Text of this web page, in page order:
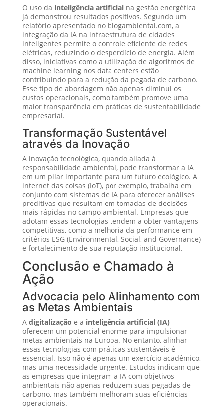
O uso da inteligência artificialna gestão energética
já demonstrou resultados positivos. Segundo um
relatório apresentado no blogambiental.com, a
integração da IA na infraestrutura de cidades
inteligentes permite o controle eficiente de redes
elétricas, reduzindo o desperdício de energia. Além
disso, iniciativas como a utilização de algoritmos de
machine learning nos data centers estão
contribuindo para a redução da pegada de carbono.
Esse tipo de abordagem não apenas diminui os
custos operacionais, como também promove uma
maior transparência em práticas de sustentabilidade
empresarial.
Transformação Sustentável
através da Inovação
A inovação tecnológica, quando aliada à
responsabilidade ambiental, pode transformar a IA
em um pilar importante para um futuro ecológico. A
internet das coisas (IoT), por exemplo, trabalha em
conjunto com sistemas de IA para oferecer análises
preditivas que resultam em tomadas de decisões
mais rápidas no campo ambiental. Empresas que
adotam essas tecnologias tendem a obter vantagens
competitivas, como a melhoria da performance em
critérios ESG (Environmental, Social, and Governance)
e fortalecimento de sua reputação institucional.
Conclusão e Chamado à
Ação
Advocacia pelo Alinhamento com
as Metas Ambientais
A digitalização e a inteligência artificial (IA)
oferecem um potencial enorme para impulsionar
metas ambientais na Europa. No entanto, alinhar
essas tecnologias com práticas sustentáveis é
essencial. Isso não é apenas um exercício acadêmico,
mas uma necessidade urgente. Estudos indicam que
as empresas que integram a IA com objetivos
ambientais não apenas reduzem suas pegadas de
carbono, mas também melhoram suas eficiências
operacionais.